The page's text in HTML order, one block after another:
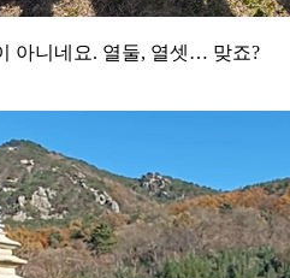
아니네요. 열둘, 열셋… 맞죠?